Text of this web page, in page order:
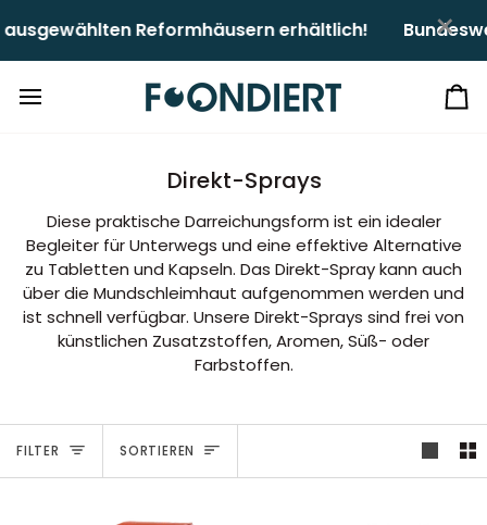
zum
Inhalt
Reformhäusern erhältlich!ㅤㅤ
Direkt-Sprays
Diese praktische Darreichungsform ist ein idealer
Begleiter für Unterwegs und eine effektive Alternative
zu Tabletten und Kapseln. Das Direkt-Spray kann auch
über die Mundschleimhaut aufgenommen werden und
ist schnell verfügbar. Unsere Direkt-Sprays sind frei von
künstlichen Zusatzstoffen, Aromen, Süß- oder
Farbstoffen.
FILTER Sortieren
SORTIEREN
×